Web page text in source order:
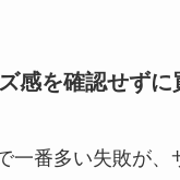
感を確認せずに
一番多い失敗が、